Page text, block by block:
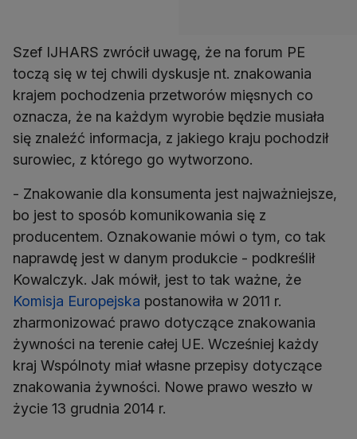
Szef IJHARS zwrócił uwagę, że na forum PE
toczą się w tej chwili dyskusje nt. znakowania
krajem pochodzenia przetworów mięsnych co
oznacza, że na każdym wyrobie będzie musiała
się znaleźć informacja, z jakiego kraju pochodził
surowiec, z którego go wytworzono.
- Znakowanie dla konsumenta jest najważniejsze,
bo jest to sposób komunikowania się z
producentem. Oznakowanie mówi o tym, co tak
naprawdę jest w danym produkcie - podkreślił
Kowalczyk. Jak mówił, jest to tak ważne, że
Komisja Europejska postanowiła w 2011 r.
zharmonizować prawo dotyczące znakowania
żywności na terenie całej UE. Wcześniej każdy
kraj Wspólnoty miał własne przepisy dotyczące
znakowania żywności. Nowe prawo weszło w
życie 13 grudnia 2014 r.